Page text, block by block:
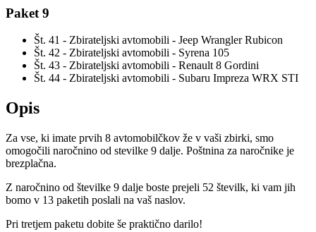
Paket 9
Št. 41 - Zbirateljski avtomobili - Jeep Wrangler Rubicon
Št. 42 - Zbirateljski avtomobili - Syrena 105
Št. 43 - Zbirateljski avtomobili - Renault 8 Gordini
Št. 44 - Zbirateljski avtomobili - Subaru Impreza WRX STI
Opis
Za vse, ki imate prvih 8 avtomobilčkov že v vaši zbirki, smo
omogočili naročnino od stevilke 9 dalje. Poštnina za naročnike je
brezplačna.
Z naročnino od številke 9 dalje boste prejeli 52 številk, ki vam jih
bomo v 13 paketih poslali na vaš naslov.
Pri tretjem paketu dobite še praktično darilo!